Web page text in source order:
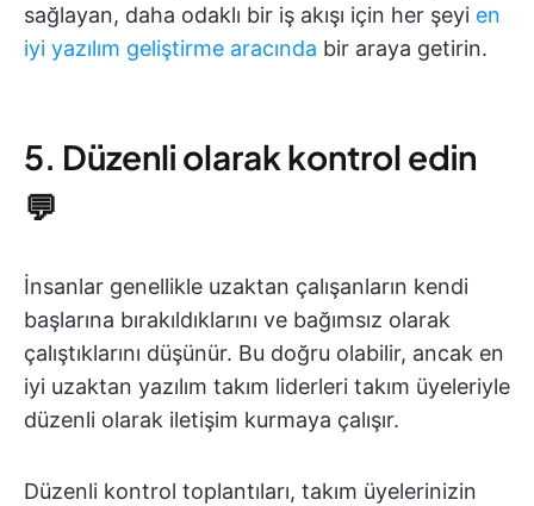
sağlayan, daha odaklı bir iş akışı için her şeyi en
iyi yazılım geliştirme aracında bir araya getirin.
5. Düzenli olarak kontrol edin
💬
İnsanlar genellikle uzaktan çalışanların kendi
başlarına bırakıldıklarını ve bağımsız olarak
çalıştıklarını düşünür. Bu doğru olabilir, ancak en
iyi uzaktan yazılım takım liderleri takım üyeleriyle
düzenli olarak iletişim kurmaya çalışır.
Düzenli kontrol toplantıları, takım üyelerinizin